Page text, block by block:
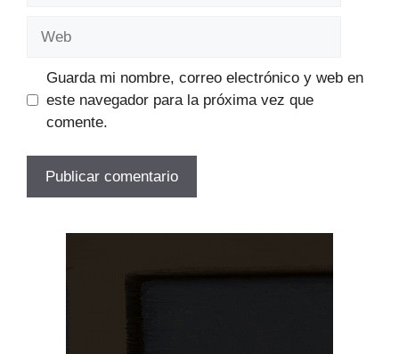
Guarda mi nombre, correo electrónico y web en
este navegador para la próxima vez que
comente.